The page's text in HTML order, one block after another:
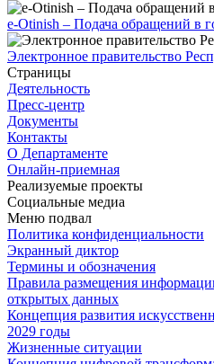
e-Otinish – Подача обращений в
Электронное правительство
Страницы
Деятельность
Пресс-центр
Документы
Контакты
О Департаменте
Онлайн-приемная
Реализуемые проекты
Социальные медиа
Меню подвал
Политика конфиденциальности
Экранный диктор
Термины и обозначения
Правила размещения
открытых данных
Концепция развития
2029 годы
Жизненные ситуации